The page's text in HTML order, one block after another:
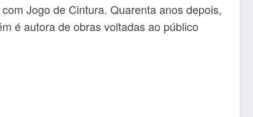
Jogo de Cintura. Quarenta anos depois,
é autora de obras voltadas ao público